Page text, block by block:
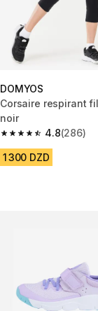
DOMYOS
Corsaire respirant
noir
4.8
4.8 out of 5 stars
(286)
1 300 DZD